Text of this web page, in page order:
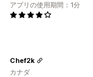
アプリの使用期間：1分
Chef2k
カナダ